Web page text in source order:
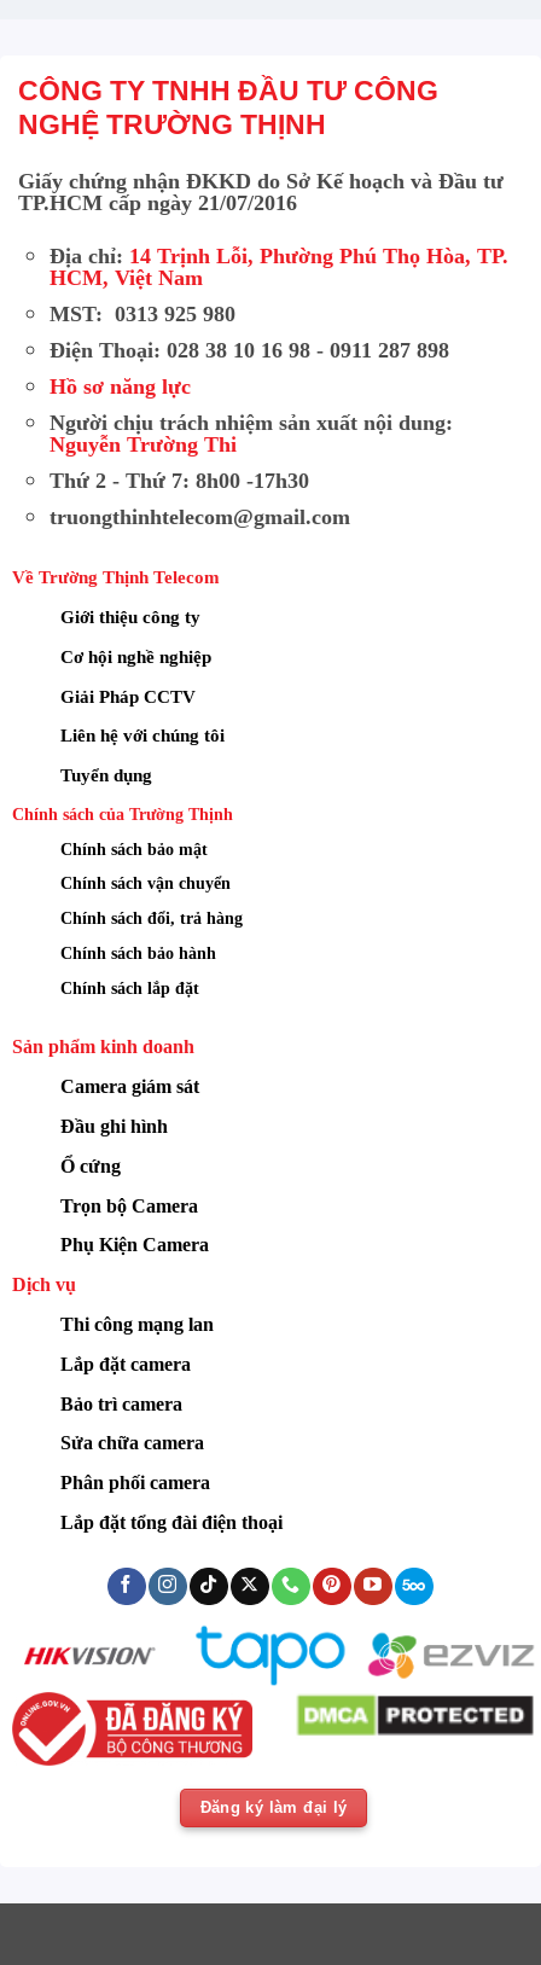
CÔNG TY TNHH ĐẦU TƯ CÔNG
NGHỆ TRƯỜNG THỊNH
Giấy chứng nhận ĐKKD do Sở Kế hoạch và Đầu tư
TP.HCM cấp ngày 21/07/2016
Địa chỉ: 14 Trịnh Lỗi, Phường Phú Thọ Hòa, TP.
HCM, Việt Nam
MST: 0313 925 980
Điện Thoại: 028 38 10 16 98 - 0911 287 898
Hồ sơ năng lực
Người chịu trách nhiệm sản xuất nội dung:
Nguyễn Trường Thi
Thứ 2 - Thứ 7: 8h00 -17h30
truongthinhtelecom@gmail.com
Về Trường Thịnh Telecom
Giới thiệu công ty
Cơ hội nghề nghiệp
Giải Pháp CCTV
Liên hệ với chúng tôi
Tuyển dụng
Chính sách của Trường Thịnh
Chính sách bảo mật
Chính sách vận chuyển
Chính sách đổi, trả hàng
Chính sách bảo hành
Chính sách lắp đặt
Sản phẩm kinh doanh
Camera giám sát
Đầu ghi hình
Ổ cứng
Trọn bộ Camera
Phụ Kiện Camera
Dịch vụ
Thi công mạng lan
Lắp đặt camera
Bảo trì camera
Sửa chữa camera
Phân phối camera
Lắp đặt tổng đài điện thoại
Đăng ký làm đại lý